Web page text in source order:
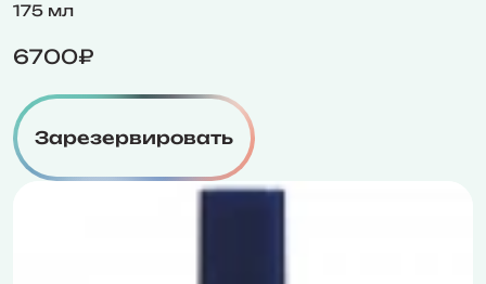
175 мл
6700₽
Зарезервировать